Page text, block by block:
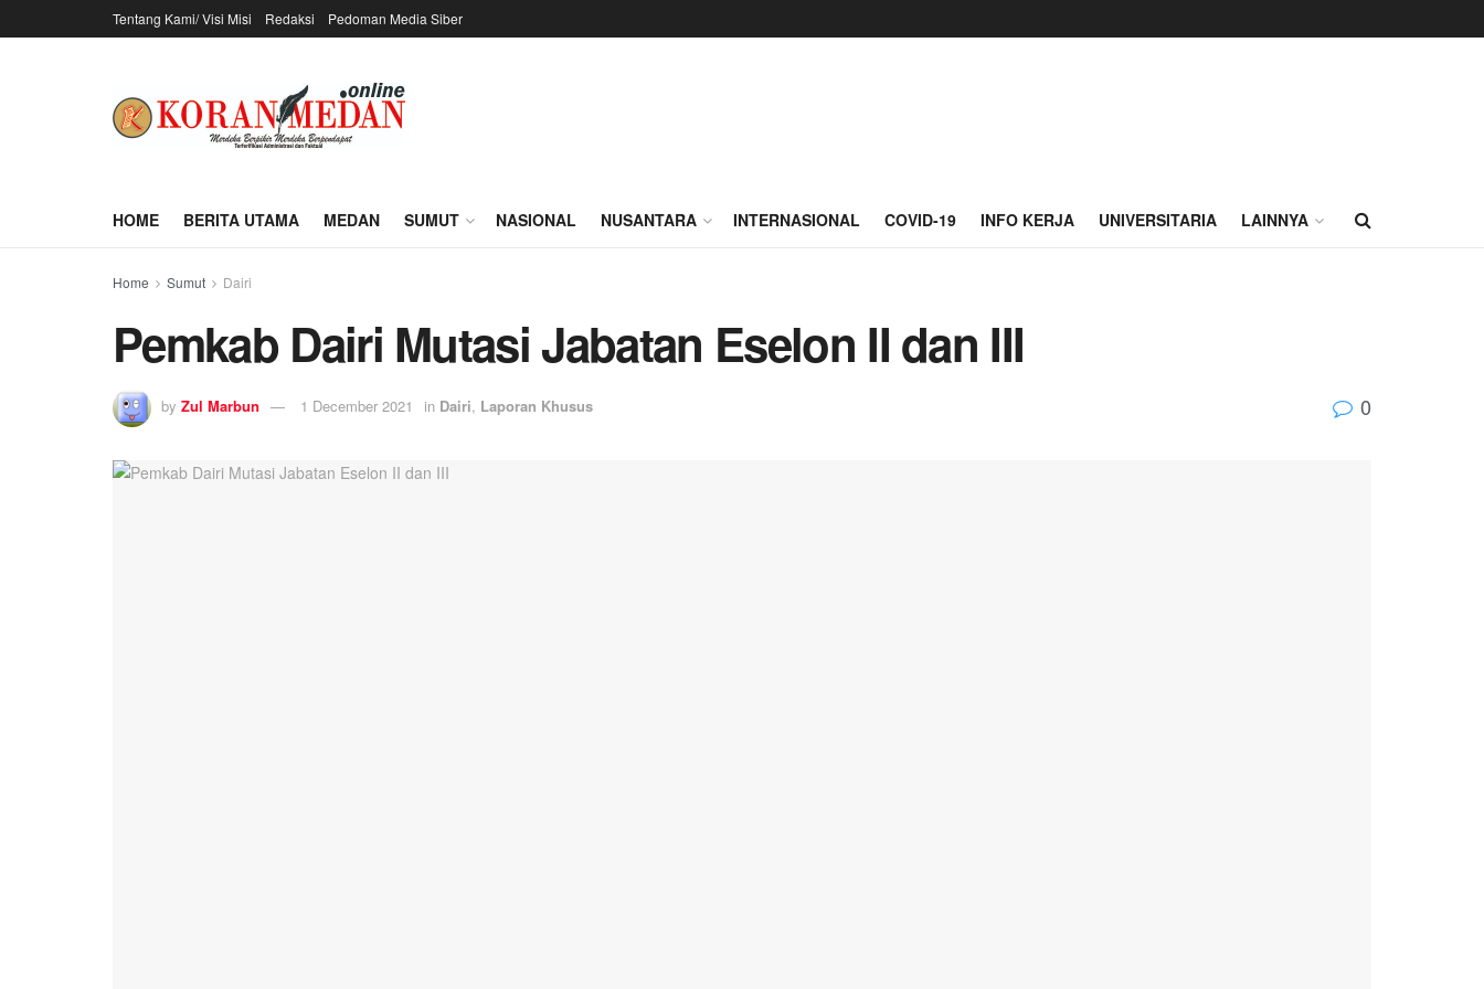
Tentang Kami/ Visi Misi Redaksi Pedoman Media Siber
HOME BERITA UTAMA MEDAN SUMUT NASIONAL NUSANTARA INTERNASIONAL COVID-19 INFO KERJA UNIVERSITARIA LAINNYA
Home Sumut Dairi
Pemkab Dairi Mutasi Jabatan Eselon II dan III
by Zul Marbun 1 December 2021 in Dairi, Laporan Khusus 0